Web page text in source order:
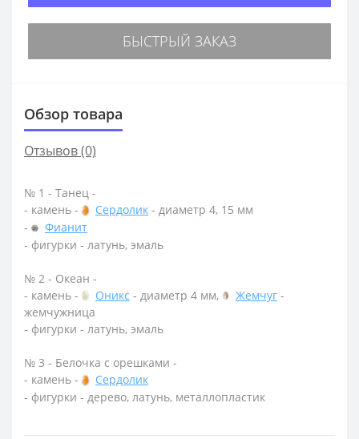
БЫСТРЫЙ ЗАКАЗ
Обзор товара
Отзывов (0)
№ 1 - Танец -
- камень -
Сердолик - диаметр 4, 15 мм
-
Фианит
- фигурки - латунь, эмаль
№ 2 - Океан -
- камень -
Оникс - диаметр 4 мм, Жемчуг -
жемчужница
- фигурки - латунь, эмаль
№ 3 - Белочка с орешками -
- камень -
Сердолик
- фигурки - дерево, латунь, металлопластик